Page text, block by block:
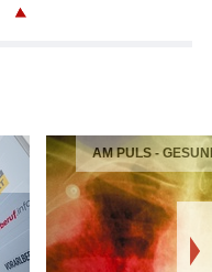
AM PULS -